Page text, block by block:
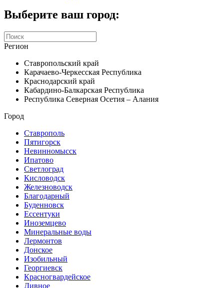
Выберите ваш город:
Регион
Ставропольский край
Карачаево-Черкесская Республика
Краснодарский край
Кабардино-Балкарская Республика
Республика Северная Осетия – Алания
Город
Ставрополь
Пятигорск
Невинномысск
Ипатово
Светлоград
Кисловодск
Железноводск
Благодарный
Буденновск
Ессентуки
Иноземцево
Минеральные воды
Лермонтов
Донское
Изобильный
Георгиевск
Красногвардейское
Дивное